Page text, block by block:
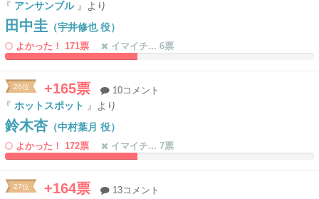
『 アンサンブル 』より
田中圭 （宇井修也 役）
よかった！ 171票
イマイチ... 6票
42.746113989637%
0%
26位 +165票 10コメント
『 ホットスポット 』より
鈴木杏 （中村葉月 役）
よかった！ 172票
イマイチ... 7票
42.746113989637%
0%
27位 +164票 13コメント